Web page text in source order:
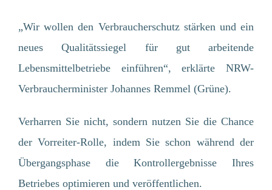
„Wir wollen den Verbraucherschutz stärken und ein
neues Qualitätssiegel für gut arbeitende
Lebensmittelbetriebe einführen“, erklärte NRW-
Verbraucherminister Johannes Remmel (Grüne).
Verharren Sie nicht, sondern nutzen Sie die Chance
der Vorreiter-Rolle, indem Sie schon während der
Übergangsphase die Kontrollergebnisse Ihres
Betriebes optimieren und veröffentlichen.